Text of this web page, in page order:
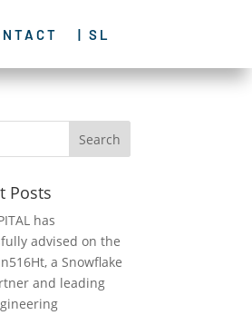
| SL
Posts
has
advised on the
a Snowflake
and leading